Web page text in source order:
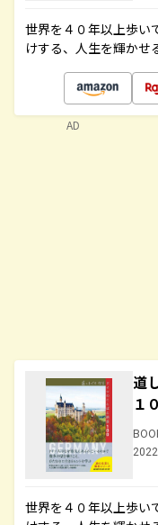
世界を４０年以上歩い
けする、人生を輝かせ
道
１
世界を４０年以上歩い
AD